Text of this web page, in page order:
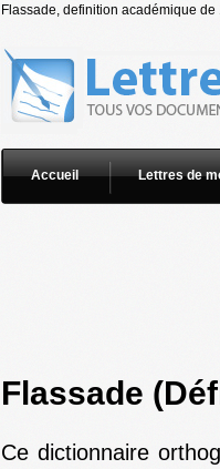
Flassade, definition académique
Accueil Lettres de
Flassade
Ce dictionnaire